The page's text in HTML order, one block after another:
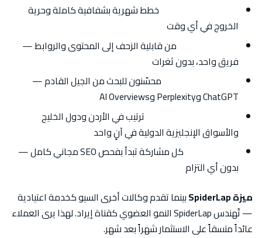
خطط شهرية بشفافية كاملة وحرية
الخروج في أي وقت
من قابلية الزحف إلى المحتوى والروابط —
فريق واحد، بدون ثغرات
محسّنون للبحث من الجيل القادم —
ChatGPT وPerplexity وAI Overviews
ترتيب في الأردن ودول الخليج
والأسواق الإنجليزية الدولية في آنٍ واحد
كل مشاركة تبدأ بفحص SEO مجاني كامل —
بدون أي التزام
ميزة SpiderLap
بينما تقدم وكالات أخرى السيو كخدمة اعتيادية
— تُهندس SpiderLap النمو العضوي كقناة إيراد. لهذا يرى العملاء
عائداً متسقاً على الاستثمار شهراً بعد شهر.